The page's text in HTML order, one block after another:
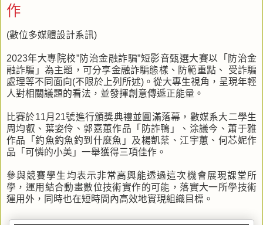
作
(數位多媒體設計系訊)
2023年大專院校”防治金融詐騙”短影音甄選大賽以「防治金
融詐騙」為主題，可分享金融詐騙態樣、防範重點、 受詐騙
處理等不同面向(不限於上列所述)。從大專生視角，呈現年輕
人對相關議題的看法，並發揮創意傳遞正能量。
比賽於11月21號進行頒獎典禮並圓滿落幕，數媒系大二學生
周均叡、葉姿伶、郭嘉蕙作品「防詐鴨」、涂議今、蕭于雅
作品「釣魚釣魚釣到什麼魚」及楊凱棻、江宇蕙、何芯妮作
品「可憐的小美」一舉獲得三項佳作。
參與競賽學生均表示非常高興能透過這次機會展現課堂所
學，運用結合動畫數位技術實作的可能，落實大一所學技術
運用外，同時也在短時間內高效地實現組織目標。